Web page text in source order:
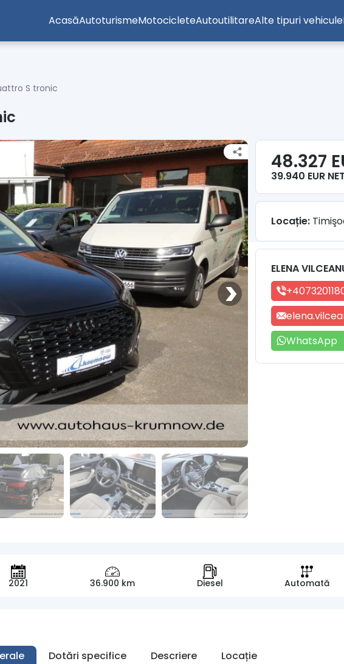
AcasăAutoturismeMotocicleteAutoutilitareAlte tipuri vehicule
S tronic
2021 36.900 km Diesel Automată
Dotări specifice Descriere Locație
48.327
39.940 EUR NET
Locație:
ELENA
WhatsApp